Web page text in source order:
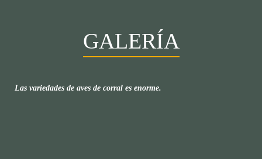
GALERÍA
Las variedades de aves de corral es enorme.